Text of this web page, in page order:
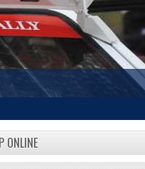
ONLINE